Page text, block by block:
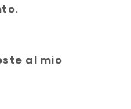
al mio